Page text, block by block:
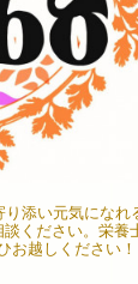
添い元気にな
ください。栄
お越しください！